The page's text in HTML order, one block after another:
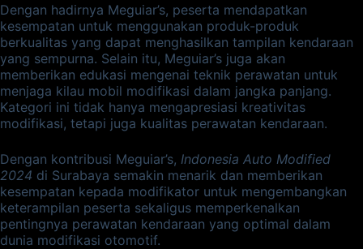
Dengan hadirnya Meguiar’s, peserta mendapatkan
kesempatan untuk menggunakan produk-produk
berkualitas yang dapat menghasilkan tampilan kendaraan
yang sempurna. Selain itu, Meguiar’s juga akan
memberikan edukasi mengenai teknik perawatan untuk
menjaga kilau mobil modifikasi dalam jangka panjang.
Kategori ini tidak hanya mengapresiasi kreativitas
modifikasi, tetapi juga kualitas perawatan kendaraan.
Dengan kontribusi Meguiar’s, Indonesia Auto Modified
2024 di Surabaya semakin menarik dan memberikan
kesempatan kepada modifikator untuk mengembangkan
keterampilan peserta sekaligus memperkenalkan
pentingnya perawatan kendaraan yang optimal dalam
dunia modifikasi otomotif.